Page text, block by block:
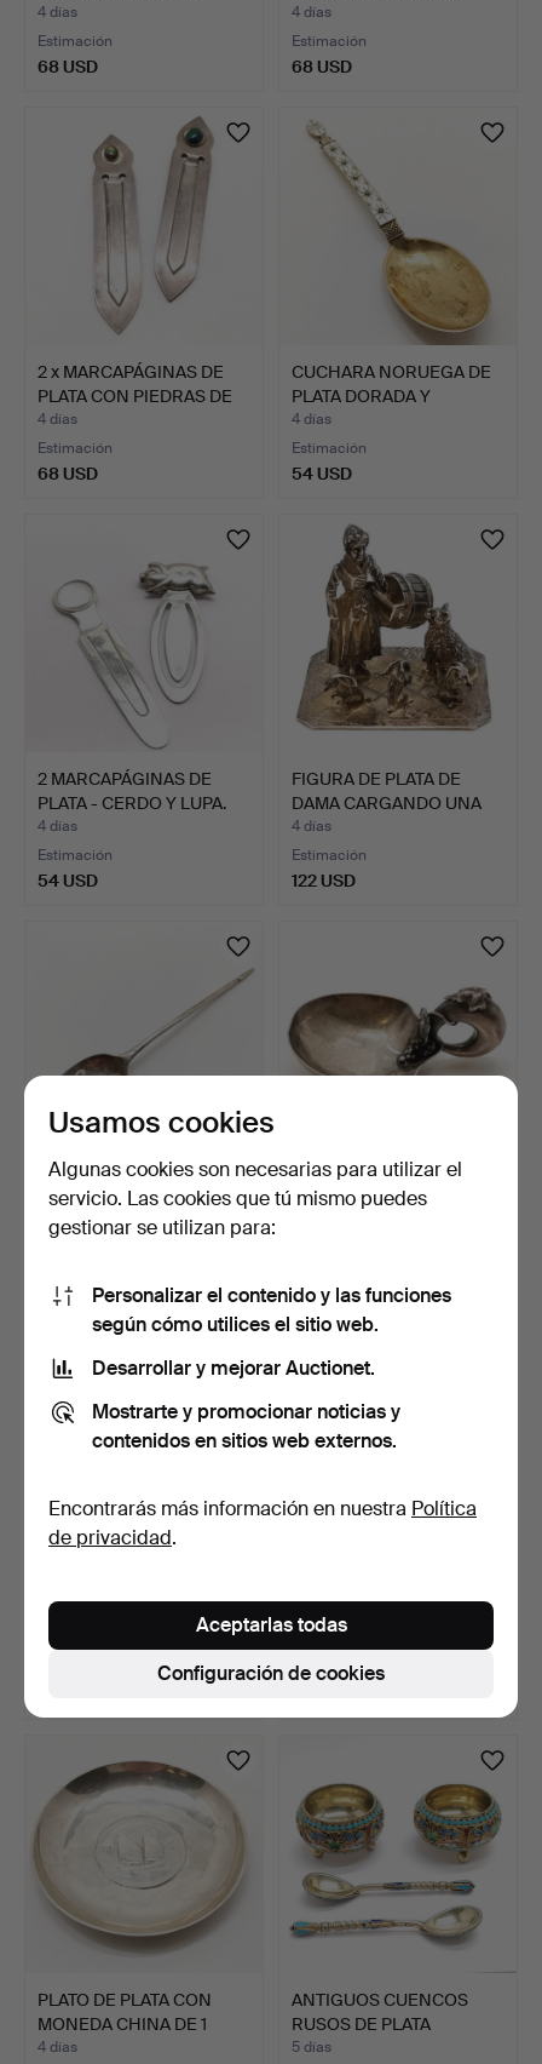
PETER…
4 días
Estimación
68 USD
CORTEJÁ…
4 días
Estimación
68 USD
2 x MARCAPÁGINAS DE
PLATA CON PIEDRAS DE
E…
4 días
Estimación
68 USD
CUCHARA NORUEGA DE
PLATA DORADA Y
ESMALTE …
4 días
Estimación
54 USD
2 MARCAPÁGINAS DE
PLATA - CERDO Y LUPA.
4 días
Estimación
54 USD
FIGURA DE PLATA DE
DAMA CARGANDO UNA
TINA.
4 días
Estimación
122 USD
CUCHARA MOTE ANTIGUA
DE PLATA.
4 días
95 USD
ANTIQUE SILVER
TASTEVIN BY GEORGE
122 USD
DE PLATA HOLANDESA
CON 2…
4 días
GEORGIAN DE PLATA - C…
Estimación
PLATO DE PLATA CON
MONEDA CHINA DE 1
YUAN …
4 días
ANTIGUOS CUENCOS
RUSOS DE PLATA
ESMALTADA …
5 días
Usamos cookies
Algunas cookies son necesarias para utilizar el
servicio. Las cookies que tú mismo puedes
gestionar se utilizan para:
Personalizar el contenido y las funciones
según cómo utilices el sitio web.
Desarrollar y mejorar Auctionet.
Mostrarte y promocionar noticias y
contenidos en sitios web externos.
Encontrarás más información en nuestra Política
de privacidad.
Configuración de cookies
Aceptarlas todas